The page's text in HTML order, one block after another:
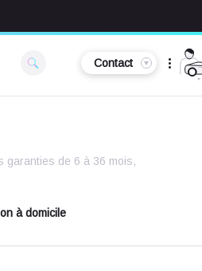
Contact
garanties de 6 à 36 mois,
à domicile